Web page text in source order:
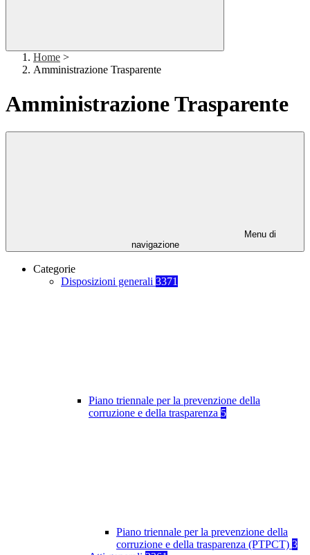
Home >
Amministrazione Trasparente
Amministrazione Trasparente
Menu di
navigazione
Categorie
Disposizioni generali 3371
Piano triennale per la prevenzione della
corruzione e della trasparenza 5
Piano triennale per la prevenzione della
corruzione e della trasparenza (PTPCT) 3